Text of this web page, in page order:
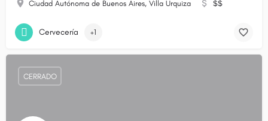
Ciudad Autónoma de Buenos Aires, Villa Urquiza $$
Cervecería +1
CERRADO